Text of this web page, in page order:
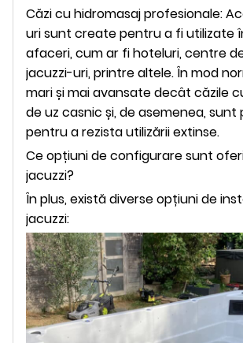
Căzi cu hidromasaj profesionale:
uri sunt create pentru a fi utilizate
afaceri, cum ar fi hoteluri, centre
jacuzzi-uri, printre altele. În mod
mari și mai avansate decât căzile
de uz casnic și, de asemenea,
pentru a rezista utilizării extinse.
Ce opțiuni de configurare sunt
jacuzzi?
În plus, există diverse opțiuni de
jacuzzi: